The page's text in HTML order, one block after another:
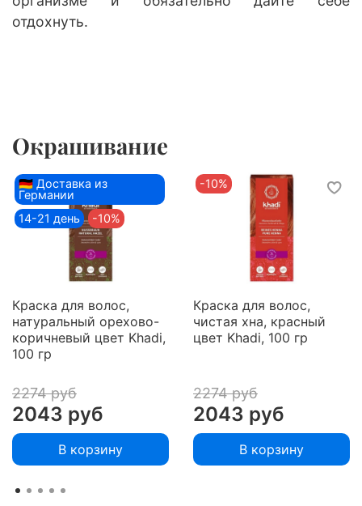
отдохнуть.
Окрашивание
🇩🇪 Доставка из
Германии
14-21 день
-10%
Краска для волос,
натуральный орехово-
коричневый цвет Khadi,
100 гр
2274 руб
2043 руб
В корзину
-10%
Краска для волос,
чистая хна, красный
цвет Khadi, 100 гр
2274 руб
2043 руб
В корзину